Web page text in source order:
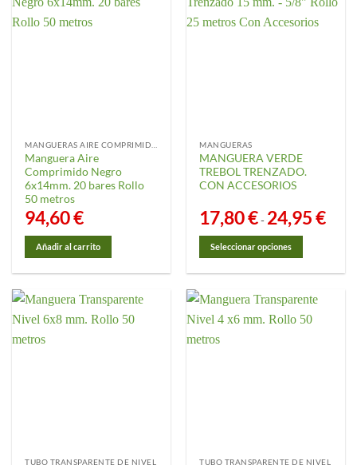
Manguera Aire
Comprimido Negro
6x14mm. 20 bares Rollo
50 metros
94,60€
Añadir al carrito
MANGUERAS
MANGUERA VERDE
TREBOL TRENZADO.
CON ACCESORIOS
17,80€- 24,95€Rango
de
24,95
Seleccionar opciones
tiene
múltiples
TUBO TRANSPARENTE DE NIVEL TUBO TRANSPARENTE DE NIVEL